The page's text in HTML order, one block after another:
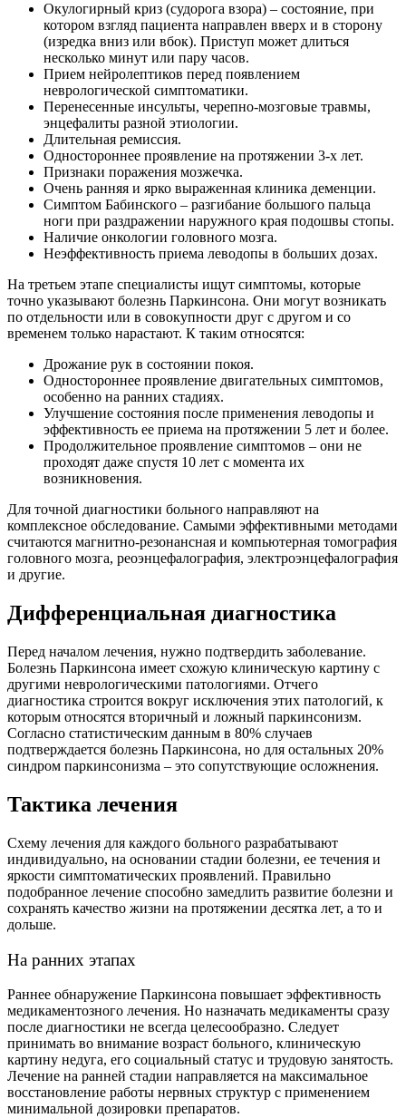
Окулогирный криз (судорога взора) – состояние, при
котором взгляд пациента направлен вверх и в сторону
(изредка вниз или вбок). Приступ может длиться
несколько минут или пару часов.
Прием нейролептиков перед появлением
неврологической симптоматики.
Перенесенные инсульты, черепно-мозговые травмы,
энцефалиты разной этиологии.
Длительная ремиссия.
Одностороннее проявление на протяжении 3-х лет.
Признаки поражения мозжечка.
Очень ранняя и ярко выраженная клиника деменции.
Симптом Бабинского – разгибание большого пальца
ноги при раздражении наружного края подошвы стопы.
Наличие онкологии головного мозга.
Неэффективность приема леводопы в больших дозах.
На третьем этапе специалисты ищут симптомы, которые
точно указывают болезнь Паркинсона. Они могут возникать
по отдельности или в совокупности друг с другом и со
временем только нарастают. К таким относятся:
Дрожание рук в состоянии покоя.
Одностороннее проявление двигательных симптомов,
особенно на ранних стадиях.
Улучшение состояния после применения леводопы и
эффективность ее приема на протяжении 5 лет и более.
Продолжительное проявление симптомов – они не
проходят даже спустя 10 лет с момента их
возникновения.
Для точной диагностики больного направляют на
комплексное обследование. Самыми эффективными методами
считаются магнитно-резонансная и компьютерная томография
головного мозга, реоэнцефалография, электроэнцефалография
и другие.
Дифференциальная диагностика
Перед началом лечения, нужно подтвердить заболевание.
Болезнь Паркинсона имеет схожую клиническую картину с
другими неврологическими патологиями. Отчего
диагностика строится вокруг исключения этих патологий, к
которым относятся вторичный и ложный паркинсонизм.
Согласно статистическим данным в 80% случаев
подтверждается болезнь Паркинсона, но для остальных 20%
синдром паркинсонизма – это сопутствующие осложнения.
Тактика лечения
Схему лечения для каждого больного разрабатывают
индивидуально, на основании стадии болезни, ее течения и
яркости симптоматических проявлений. Правильно
подобранное лечение способно замедлить развитие болезни и
сохранять качество жизни на протяжении десятка лет, а то и
дольше.
На ранних этапах
Раннее обнаружение Паркинсона повышает эффективность
медикаментозного лечения. Но назначать медикаменты сразу
после диагностики не всегда целесообразно. Следует
принимать во внимание возраст больного, клиническую
картину недуга, его социальный статус и трудовую занятость.
Лечение на ранней стадии направляется на максимальное
восстановление работы нервных структур с применением
минимальной дозировки препаратов.